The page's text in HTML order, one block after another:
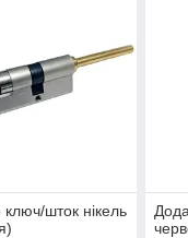
шток нікель